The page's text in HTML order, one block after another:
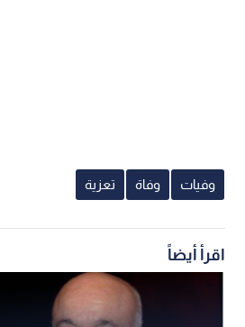
وفيات وفاة تعزية
اقرأ أيضاً